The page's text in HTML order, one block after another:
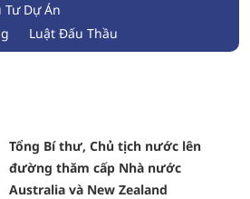
Tư Dự Án
Luật Đấu Thầu
Tổng Bí thư, Chủ tịch nước lên
đường thăm cấp Nhà nước
Australia và New Zealand